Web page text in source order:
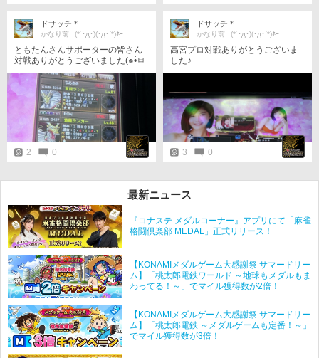
ドサッチ＊
かなり前 (*´･д･)(･д･`*)ﾈｰ
ともたんさんサポーターの皆さん
対戦ありがとうございました(๑•̀ㅂ
•́)و
2 0
ドサッチ＊
かなり前 (*´･д･)(･д･`*)ﾈｰ
高宮プロ対戦ありがとうございま
した♪
3 0
最新ニュース
『コナステ メダルコーナー』アプリにて「麻雀
格闘倶楽部 MEDAL」正式リリース！
【KONAMIメダルゲーム大感謝祭 サマードリー
ム】「桃太郎電鉄ワールド ～地球もメダルもま
わってる！～」でマイル獲得数が2倍！
【KONAMIメダルゲーム大感謝祭 サマードリー
ム】「桃太郎電鉄 ～メダルゲームも定番！～」
でマイル獲得数が3倍！